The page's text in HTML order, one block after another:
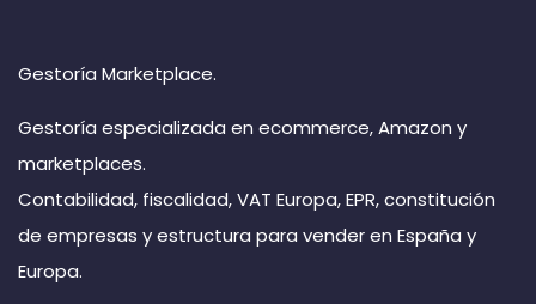
Gestoría Marketplace.
Gestoría especializada en ecommerce, Amazon y
marketplaces.
Contabilidad, fiscalidad, VAT Europa, EPR, constitución
de empresas y estructura para vender en España y
Europa.